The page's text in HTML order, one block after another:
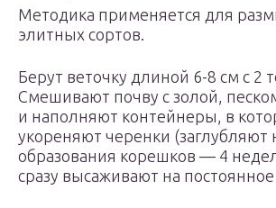
Методика применяется для
элитных сортов.
Берут веточку длиной 6-8 см с 2
Смешивают почву с золой,
и наполняют контейнеры, в
укореняют черенки (заглубляют
образования корешков — 4
сразу высаживают на